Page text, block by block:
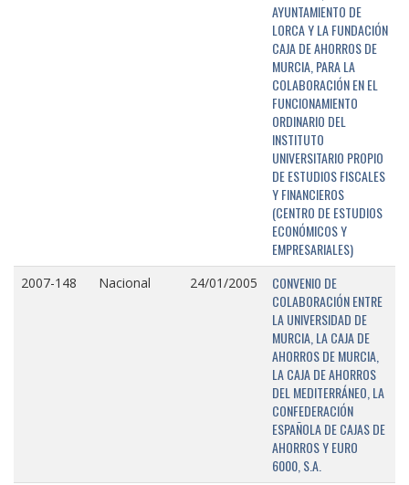
AYUNTAMIENTO DE
LORCA Y LA FUNDACIÓN
CAJA DE AHORROS DE
MURCIA, PARA LA
COLABORACIÓN EN EL
FUNCIONAMIENTO
ORDINARIO DEL
INSTITUTO
UNIVERSITARIO PROPIO
DE ESTUDIOS FISCALES
Y FINANCIEROS
(CENTRO DE ESTUDIOS
ECONÓMICOS Y
EMPRESARIALES)
2007-148 Nacional 24/01/2005
CONVENIO DE
COLABORACIÓN ENTRE
LA UNIVERSIDAD DE
MURCIA, LA CAJA DE
AHORROS DE MURCIA,
LA CAJA DE AHORROS
DEL MEDITERRÁNEO, LA
CONFEDERACIÓN
ESPAÑOLA DE CAJAS DE
AHORROS Y EURO
6000, S.A.